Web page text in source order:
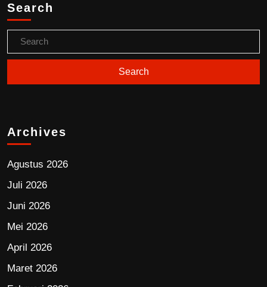
Search
Archives
Agustus 2026
Juli 2026
Juni 2026
Mei 2026
April 2026
Maret 2026